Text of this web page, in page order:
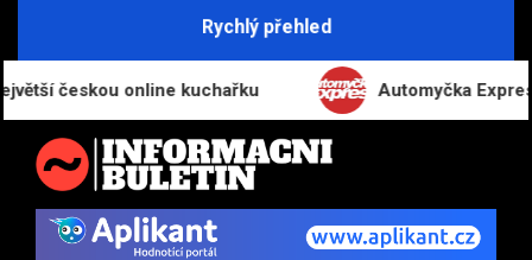
Rychlý přehled
online kuchařku Automyčka Express slaví
INFORMAČNÍ-BULETIN.CZ
Novinky a informace